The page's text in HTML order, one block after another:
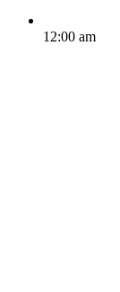
12:00 am